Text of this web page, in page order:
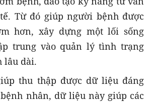
Từ đó giúp người bệnh được
hơn, xây dựng một lối sống
trung vào quản lý tình trạng
lâu dài.
thu thập được dữ liệu đáng
nhân, dữ liệu này giúp các